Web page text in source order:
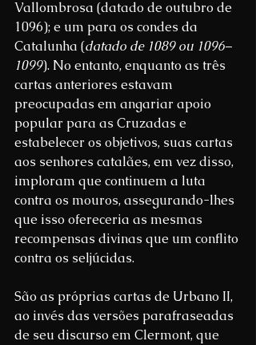
Vallombrosa (datado de outubro de
1096); e um para os condes da
Catalunha (datado de 1089 ou 1096–
1099). No entanto, enquanto as três
cartas anteriores estavam
preocupadas em angariar apoio
popular para as Cruzadas e
estabelecer os objetivos, suas cartas
aos senhores catalães, em vez disso,
imploram que continuem a luta
contra os mouros, assegurando-lhes
que isso ofereceria as mesmas
recompensas divinas que um conflito
contra os seljúcidas.
São as próprias cartas de Urbano II,
ao invés das versões parafraseadas
de seu discurso em Clermont, que